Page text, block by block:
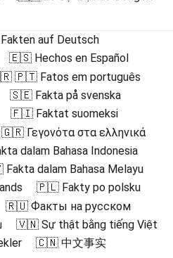
auf Deutsch
🇪🇸 Hechos en Español
🇵🇹 Fatos em português
🇸🇪 Fakta på svenska
🇫🇮 Faktat suomeksi
🇬🇷 Γεγονότα στα ελληνικά
dalam Bahasa Indonesia
dalam Bahasa Melayu
🇵🇱 Fakty po polsku
🇷🇺 Факты на русском
🇻🇳 Sự thật bằng tiếng Việt
🇨🇳 中文事实